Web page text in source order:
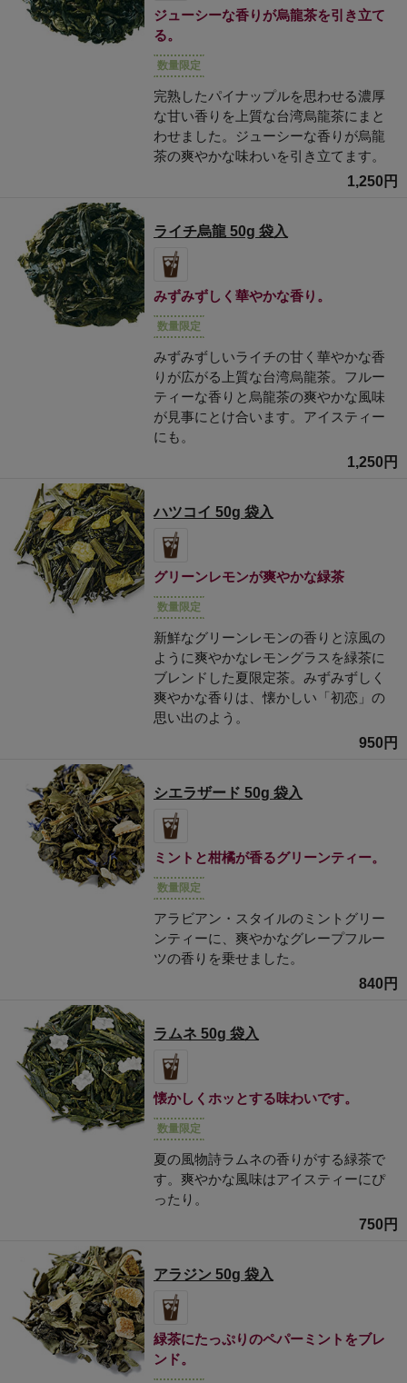
ジューシーな香りが烏龍茶を引き立て
る。
数量限定
完熟したパイナップルを思わせる濃厚
な甘い香りを上質な台湾烏龍茶にまと
わせました。ジューシーな香りが烏龍
茶の爽やかな味わいを引き立てます。
1,250円
ライチ烏龍 50g 袋入
みずみずしく華やかな香り。
数量限定
みずみずしいライチの甘く華やかな香
りが広がる上質な台湾烏龍茶。フルー
ティーな香りと烏龍茶の爽やかな風味
が見事にとけ合います。アイスティー
にも。
1,250円
ハツコイ 50g 袋入
グリーンレモンが爽やかな緑茶
数量限定
新鮮なグリーンレモンの香りと涼風の
ように爽やかなレモングラスを緑茶に
ブレンドした夏限定茶。みずみずしく
爽やかな香りは、懐かしい「初恋」の
思い出のよう。
950円
シエラザード 50g 袋入
ミントと柑橘が香るグリーンティー。
数量限定
アラビアン・スタイルのミントグリー
ンティーに、爽やかなグレープフルー
ツの香りを乗せました。
840円
ラムネ 50g 袋入
懐かしくホッとする味わいです。
数量限定
夏の風物詩ラムネの香りがする緑茶で
す。爽やかな風味はアイスティーにぴ
ったり。
750円
アラジン 50g 袋入
緑茶にたっぷりのペパーミントをブレ
ンド。